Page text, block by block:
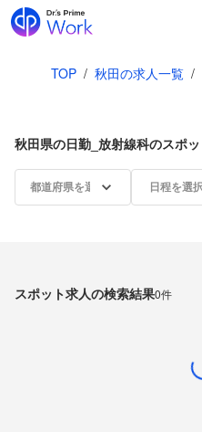
TOP / 秋田の求人一覧 /
秋田県の日勤_放射線科のスポ
都道府県を選択 日程を選
スポット求人の検索結果0件